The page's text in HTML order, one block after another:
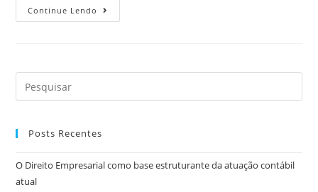
Continue Lendo
Posts Recentes
O Direito Empresarial como base estruturante da atuação contábil
atual